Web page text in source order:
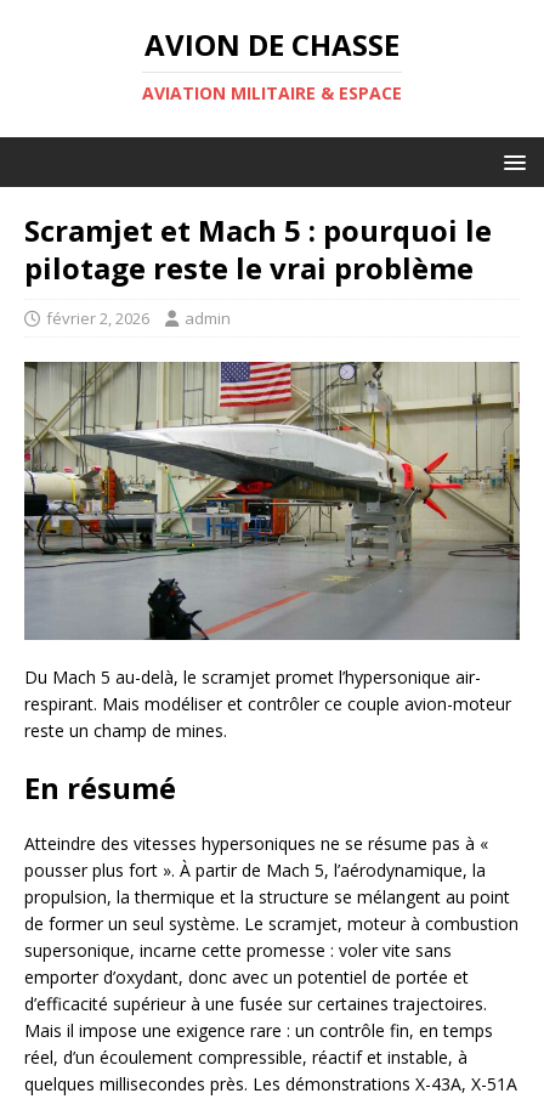
AVION DE CHASSE
AVIATION MILITAIRE & ESPACE
Scramjet et Mach 5 : pourquoi le
pilotage reste le vrai problème
février 2, 2026 admin
Du Mach 5 au-delà, le scramjet promet l’hypersonique air-
respirant. Mais modéliser et contrôler ce couple avion-moteur
reste un champ de mines.
En résumé
Atteindre des vitesses hypersoniques ne se résume pas à «
pousser plus fort ». À partir de Mach 5, l’aérodynamique, la
propulsion, la thermique et la structure se mélangent au point
de former un seul système. Le scramjet, moteur à combustion
supersonique, incarne cette promesse : voler vite sans
emporter d’oxydant, donc avec un potentiel de portée et
d’efficacité supérieur à une fusée sur certaines trajectoires.
Mais il impose une exigence rare : un contrôle fin, en temps
réel, d’un écoulement compressible, réactif et instable, à
quelques millisecondes près. Les démonstrations X-43A, X-51A